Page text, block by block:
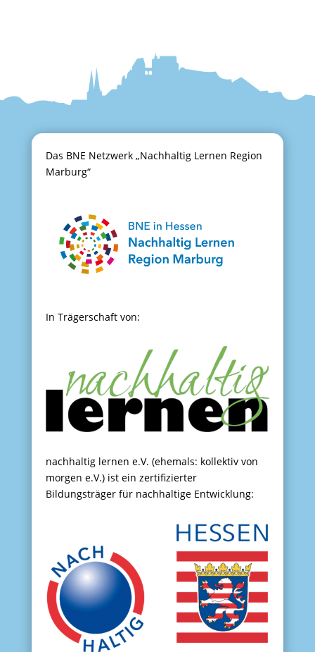
Das BNE Netzwerk „Nachhaltig Lernen Region
Marburg“
In Trägerschaft von:
nachhaltig lernen e.V. (ehemals: kollektiv von
morgen e.V.) ist ein zertifizierter
Bildungsträger für nachhaltige Entwicklung: